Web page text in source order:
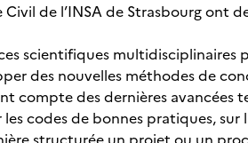
de l’INSA de Strasbourg ont
scientifiques multidisciplinaires
des nouvelles méthodes de
compte des dernières avancées
codes de bonnes pratiques,